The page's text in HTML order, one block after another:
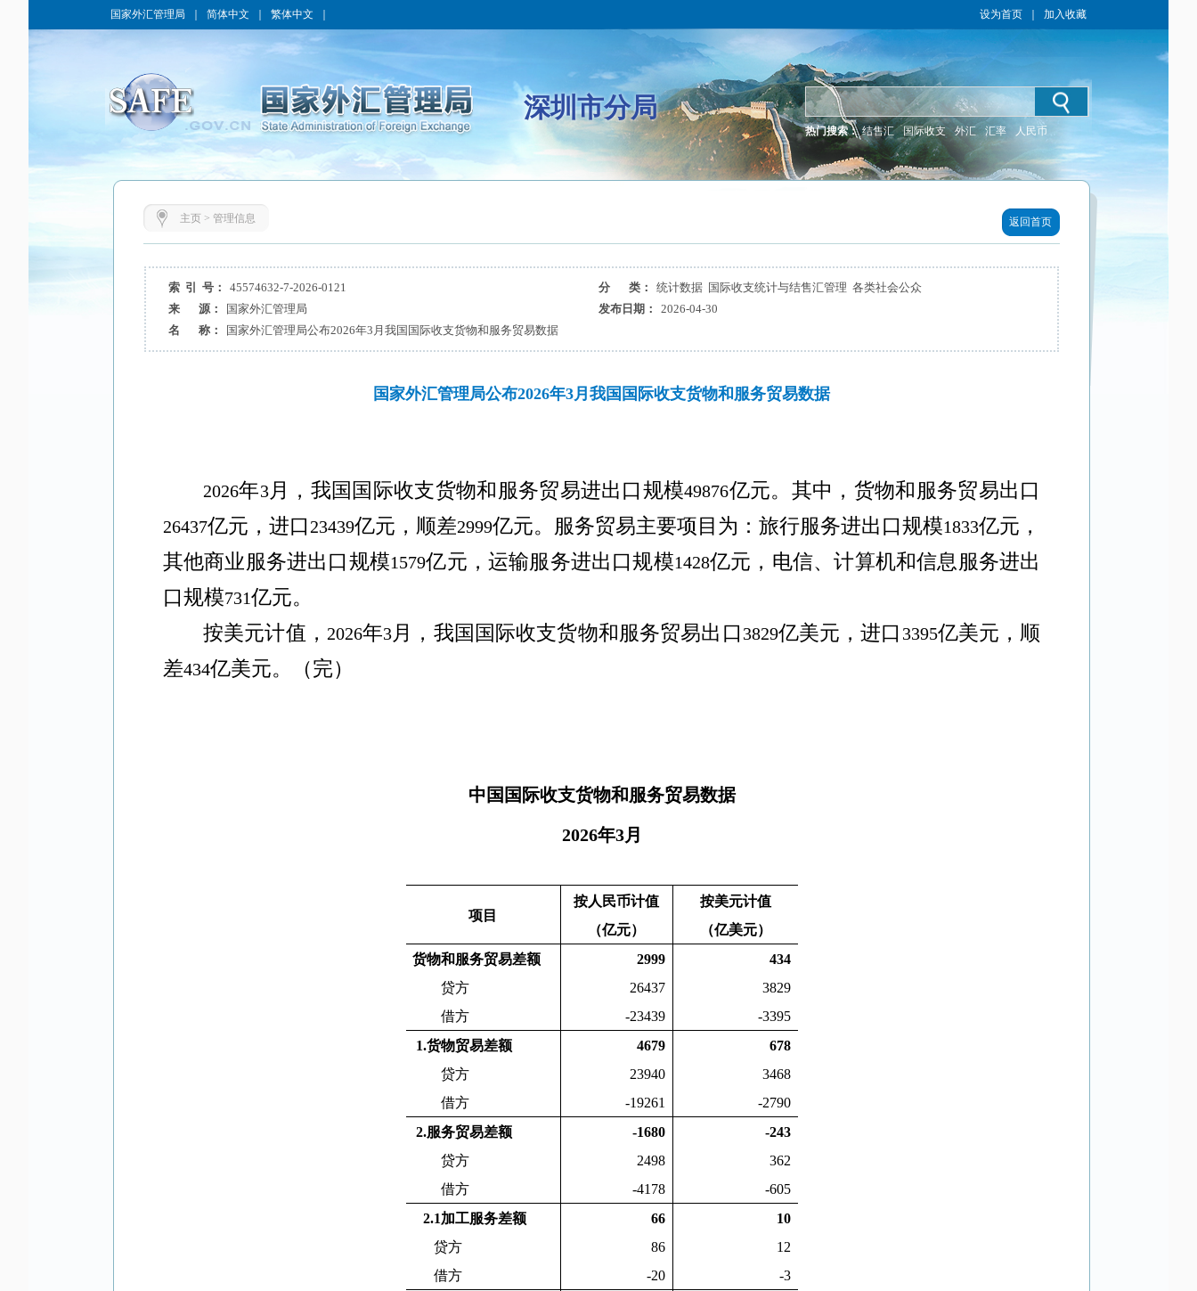
国家外汇管理局 简体中文 繁体中文 设为首页 加入收藏
深圳市分局
热门搜索： 结售汇 国际收支 外汇 汇率 人民币
主页> 管理信息 返回首页
索 引 号： 45574632-7-2026-0121 分 类：
统计数据 国际收支统计与结售汇管理 各类社会公众
来 源：
国家外汇管理局 发布日期：
2026-04-30
名 称：
国家外汇管理局公布2026年3月我国国际收支货物和服务贸易数据
国家外汇管理局公布2026年3月我国国际收支货物和服务贸易数据
2026年3月，我国国际收支货物和服务贸易进出口规模49876亿元。其中，货物和服务贸易出口
26437亿元，进口 23439亿元，顺差2999亿元。服务贸易主要项目为：旅行服务进出口规模1833亿元，
其他商业服务进出口规模1579亿元，运输服务进出口规模1428亿元，电信、计算机和信息服务进出
口规模731亿元。
按美元计值， 2026年3月，我国国际收支货物和服务贸易出口 3829亿美元，进口 3395亿美元，顺
差434亿美元。（完）
中国国际收支货物和服务贸易数据
2026年3月
项目
按人民币计值
（亿元）
按美元计值
（亿美元）
货物和服务贸易差额
2999
434
贷方
26437
3829
借方
-23439
-3395
1.货物贸易差额 4679
678
贷方
23940
3468
借方
-19261
-2790
2.服务贸易差额 -1680
-243
贷方
2498
362
借方
-4178
-605
2.1加工服务差额 66
10
贷方
86
12
借方
-20
-3